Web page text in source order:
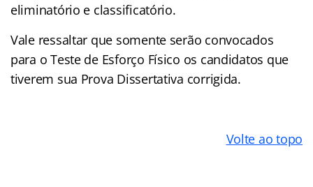
eliminatório e classificatório.
Vale ressaltar que somente serão convocados
para o Teste de Esforço Físico os candidatos que
tiverem sua Prova Dissertativa corrigida.
Volte ao topo